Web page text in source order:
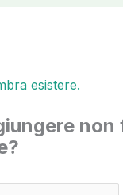
esistere.